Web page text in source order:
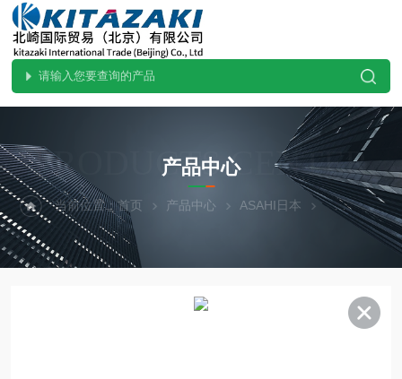
PRODUCTS CENTER
产品中心
当前位置：首页 产品中心 ASAHI日本 热门现货-北